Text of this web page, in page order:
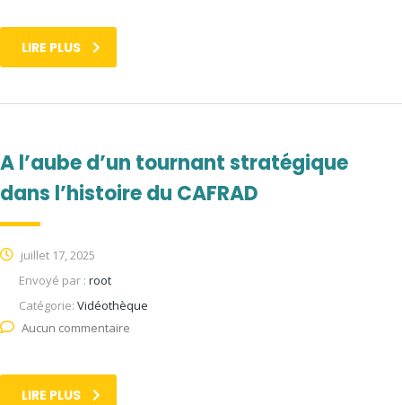
LIRE PLUS
A l’aube d’un tournant stratégique
dans l’histoire du CAFRAD
juillet 17, 2025
Envoyé par : root
Catégorie: Vidéothèque
Aucun commentaire
LIRE PLUS